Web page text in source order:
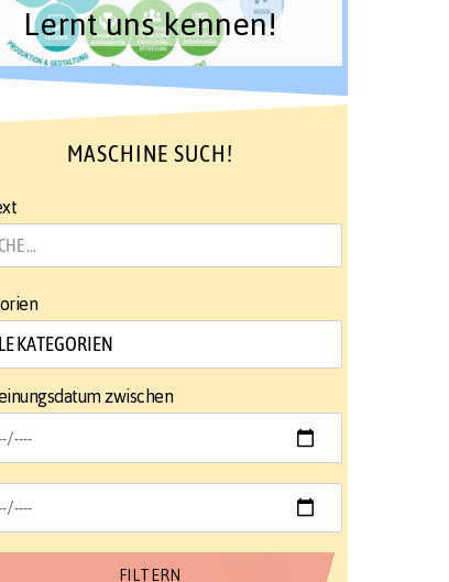
Lernt uns kennen!
MASCHINE SUCH!
zwischen